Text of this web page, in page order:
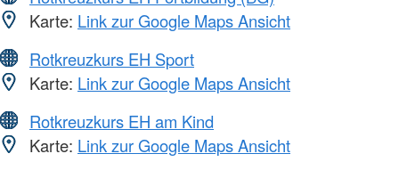
Karte: Link zur Google Maps Ansicht
Rotkreuzkurs EH Sport
Karte: Link zur Google Maps Ansicht
Rotkreuzkurs EH am Kind
Karte: Link zur Google Maps Ansicht